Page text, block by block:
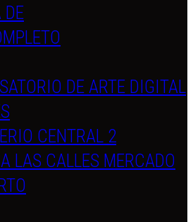
DE
DE ARTE DIGITAL
CENTRAL 2
LAS CALLES MERCADO